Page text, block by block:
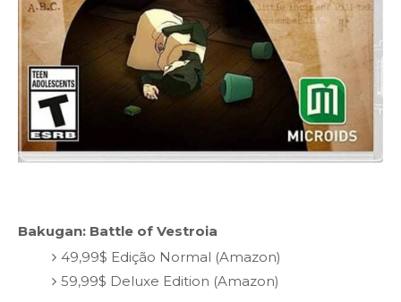
Bakugan: Battle of Vestroia
49,99$ Edição Normal (Amazon)
59,99$ Deluxe Edition (Amazon)